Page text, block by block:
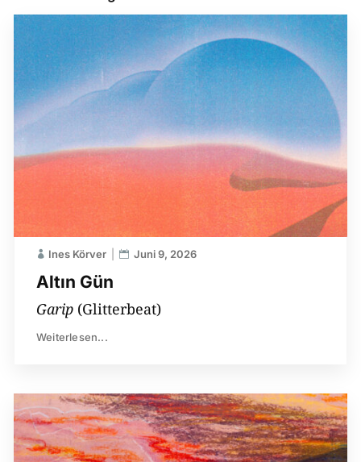
Altın Gün
Ines Körver Juni 9, 2026
Garip(Glitterbeat)
Weiterlesen...